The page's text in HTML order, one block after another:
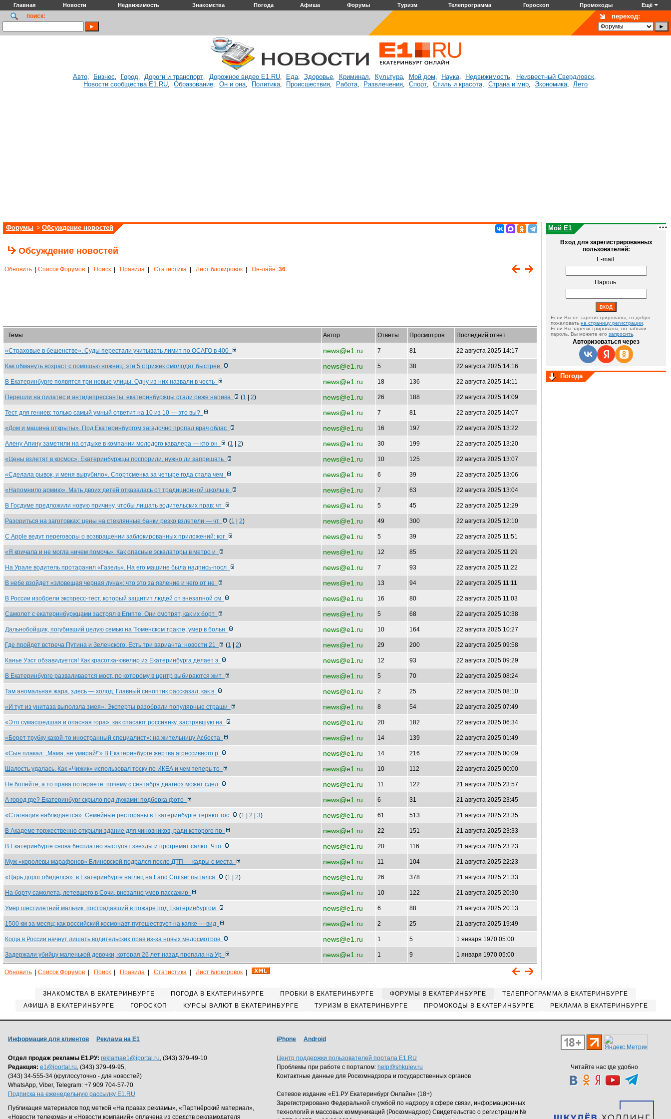
Главная Новости Недвижимость Знакомства Погода Афиша Форумы Туризм Телепрограмма Гороскоп Промокоды Ещё
поиск: переход:
Авто, Бизнес, Город, Дороги и транспорт, Дорожное видео E1.RU, Еда, Здоровье, Криминал, Культура, Мой дом, Наука, Недвижимость, Неизвестный Свердловск,
Новости сообщества E1.RU, Образование, Он и она, Политика, Происшествия, Работа, Развлечения, Спорт, Стиль и красота, Страна и мир, Экономика, Лето
Форумы > Обсуждение новостей
Обсуждение новостей
Обновить Список Форумов Поиск Правила Статистика Лист блокировок Он-лайн: 36
Темы Автор Ответы Просмотров Последний ответ
«Страховые в бешенстве». Суды перестали учитывать лимит по ОСАГО в 400 news@e1.ru 7 81 22 августа 2025 14:17
Как обмануть возраст с помощью ножниц: эти 5 стрижек омолодят быстрее news@e1.ru 5 38 22 августа 2025 14:16
В Екатеринбурге появятся три новые улицы. Одну из них назвали в честь news@e1.ru 18 136 22 августа 2025 14:11
Перешли на пилатес и антидепрессанты: екатеринбуржцы стали реже напива (1 2) news@e1.ru 26 188 22 августа 2025 14:09
Тест для гениев: только самый умный ответит на 10 из 10 — это вы? news@e1.ru 7 81 22 августа 2025 14:07
«Дом и машина открыты». Под Екатеринбургом загадочно пропал врач облас news@e1.ru 16 197 22 августа 2025 13:22
Алену Апину заметили на отдыхе в компании молодого кавалера — кто он (1 2) news@e1.ru 30 199 22 августа 2025 13:20
«Цены взлетят в космос». Екатеринбуржцы поспорили, нужно ли запрещать news@e1.ru 10 125 22 августа 2025 13:07
«Сделала рывок, и меня вырубило». Спортсменка за четыре года стала чем news@e1.ru 6 39 22 августа 2025 13:06
«Напомнило армию». Мать двоих детей отказалась от традиционной школы в news@e1.ru 7 63 22 августа 2025 13:04
В Госдуме предложили новую причину, чтобы лишать водительских прав: чт news@e1.ru 5 45 22 августа 2025 12:29
Разориться на заготовках: цены на стеклянные банки резко взлетели — чт (1 2) news@e1.ru 49 300 22 августа 2025 12:10
С Apple ведут переговоры о возвращении заблокированных приложений: ког news@e1.ru 5 39 22 августа 2025 11:51
«Я кричала и не могла ничем помочь». Как опасные эскалаторы в метро и news@e1.ru 12 85 22 августа 2025 11:29
На Урале водитель протаранил «Газель». На его машине была надпись-посл news@e1.ru 7 93 22 августа 2025 11:22
В небе взойдет «зловещая черная луна»: что это за явление и чего от не news@e1.ru 13 94 22 августа 2025 11:11
В России изобрели экспресс-тест, который защитит людей от внезапной см news@e1.ru 16 80 22 августа 2025 11:03
Самолет с екатеринбуржцами застрял в Египте. Они смотрят, как их борт news@e1.ru 5 68 22 августа 2025 10:38
Дальнобойщик, погубивший целую семью на Тюменском тракте, умер в больн news@e1.ru 10 164 22 августа 2025 10:27
Где пройдет встреча Путина и Зеленского. Есть три варианта: новости 21 (1 2) news@e1.ru 29 200 22 августа 2025 09:58
Канье Уэст обзавидуется! Как красотка-ювелир из Екатеринбурга делает э news@e1.ru 12 93 22 августа 2025 09:29
В Екатеринбурге разваливается мост, по которому в центр выбираются жит news@e1.ru 5 70 22 августа 2025 08:24
Там аномальная жара, здесь — холод. Главный синоптик рассказал, как в news@e1.ru 2 25 22 августа 2025 08:10
«И тут из унитаза выползла змея». Эксперты разобрали популярные страши news@e1.ru 8 54 22 августа 2025 07:49
«Это сумасшедшая и опасная гора»: как спасают россиянку, застрявшую на news@e1.ru 20 182 22 августа 2025 06:34
«Берет трубку какой-то иностранный специалист»: на жительницу Асбеста news@e1.ru 14 139 22 августа 2025 01:49
«Сын плакал: „Мама, не умирай!“» В Екатеринбурге жертва агрессивного р news@e1.ru 14 216 22 августа 2025 00:09
Шалость удалась. Как «Чижик» использовал тоску по ИКЕА и чем теперь то news@e1.ru 10 112 22 августа 2025 00:00
Не болейте, а то права потеряете: почему с сентября диагноз может сдел news@e1.ru 11 122 21 августа 2025 23:57
А город где? Екатеринбург скрыло под лужами: подборка фото news@e1.ru 6 31 21 августа 2025 23:45
«Стагнация наблюдается». Семейные рестораны в Екатеринбурге теряют гос (1 2 3) news@e1.ru 61 513 21 августа 2025 23:35
В Академе торжественно открыли здание для чиновников, ради которого пр news@e1.ru 22 151 21 августа 2025 23:33
В Екатеринбурге снова бесплатно выступят звезды и прогремит салют. Что news@e1.ru 20 116 21 августа 2025 23:23
Муж «королевы марафонов» Блиновской подрался после ДТП — кадры с места news@e1.ru 11 104 21 августа 2025 22:23
«Царь дорог обиделся»: в Екатеринбурге наглец на Land Cruiser пытался (1 2) news@e1.ru 26 378 21 августа 2025 21:33
На борту самолета, летевшего в Сочи, внезапно умер пассажир news@e1.ru 10 122 21 августа 2025 20:30
Умер шестилетний мальчик, пострадавший в пожаре под Екатеринбургом news@e1.ru 6 88 21 августа 2025 20:13
1500 км за месяц: как российский космонавт путешествует на каяке — вид news@e1.ru 2 25 21 августа 2025 19:49
Когда в России начнут лишать водительских прав из-за новых медосмотров news@e1.ru 1 5 1 января 1970 05:00
Задержали убийцу маленькой девочки, которая 26 лет назад пропала на Ур news@e1.ru 1 9 1 января 1970 05:00
Обновить Список Форумов Поиск Правила Статистика Лист блокировок
Мой E1
Вход для зарегистрированных
пользователей:
E-mail:
Пароль:
Если Вы не зарегистрированы, то добро
пожаловать на страницу регистрации
Если Вы зарегистрированы, но забыли
пароль, Вы можете его запросить
Авторизоваться через
Погода
ЗНАКОМСТВА В ЕКАТЕРИНБУРГЕ ПОГОДА В ЕКАТЕРИНБУРГЕ ПРОБКИ В ЕКАТЕРИНБУРГЕ ФОРУМЫ В ЕКАТЕРИНБУРГЕ
ТЕЛЕПРОГРАММА В ЕКАТЕРИНБУРГЕ
АФИША В ЕКАТЕРИНБУРГЕ
ГОРОСКОП КУРСЫ ВАЛЮТ В ЕКАТЕРИНБУРГЕ ТУРИЗМ В ЕКАТЕРИНБУРГЕ ПРОМОКОДЫ В ЕКАТЕРИНБУРГЕ РЕКЛАМА В ЕКАТЕРИНБУРГЕ
Читайте нас где удобно
Информация для клиентов Реклама на Е1
Отдел продаж рекламы Е1.РУ: reklamae1@iportal.ru, (343) 379-49-10
Редакция: e1@iportal.ru, (343) 379-49-95,
(343) 34-555-34 (круглосуточно - для новостей)
WhatsApp, Viber, Telegram: +7 909 704-57-70
Подписка на еженедельную рассылку E1.RU
Публикация материалов под меткой «На правах рекламы», «Партнёрский материал»,
«Новости телекома» и «Новости компаний» оплачена из средств рекламодателя
iPhone Android
Центр поддержки пользователей портала E1.RU
Проблемы при работе с порталом: help@shkulev.ru
Контактные данные для Роскомнадзора и государственных органов
Сетевое издание «Е1.РУ Екатеринбург Онлайн» (18+)
Зарегистрировано Федеральной службой по надзору в сфере связи, информационных
технологий и массовых коммуникаций (Роскомнадзор) Свидетельство о регистрации №